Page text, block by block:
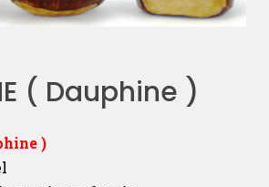
( Dauphine )
)